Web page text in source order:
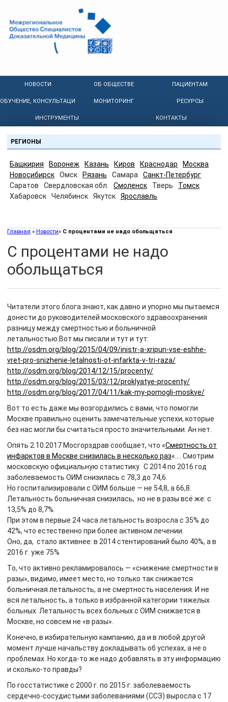
НОВОСТИ ОБ ОБЩЕСТВЕ ПАЦИЕНТАМ
ОБУЧЕНИЕ, КОНСУЛЬТАЦИИ МОНИТОРИНГ РЕСУРСЫ
ИНСТРУМЕНТЫ КОНТАКТЫ
РЕГИОНЫ
Башкирия Воронеж Казань Киров Краснодар
Москва
Новосибирск
Омск Рязань Самара
Санкт-Петербург
Саратов
Свердловская обл. Смоленск Тверь
Томск
Хабаровск
Челябинск Якутск Ярославль
Главная » Новости» C процентами не надо обольщаться
C процентами не надо
обольщаться
Читатели этого блога знают, как давно и упорно мы пытаемся
донести до руководителей московского здравоохранения
разницу между смертностью и больничной
летальностью. Вот мы писали и тут и тут:
http://osdm.org/blog/2015/04/09/inistr-a-xripun-vse-eshhe-
vret-pro-snizhenie-letalnosti-ot-infarkta-v-tri-raza/
http://osdm.org/blog/2014/12/15/procenty/
http://osdm.org/blog/2015/03/12/proklyatye-procenty/
http://osdm.org/blog/2017/04/11/kak-my-pomogli-moskve/
Вот то есть даже мы возгордились с вами, что помогли
Москве правильно оценить замечательные успехи, которые
без нас могли бы считаться просто значительными. Ан нет.
Опять 2.10.2017 Мосгорздрав сообщает, что «Смертность от
инфарктов в Москве снизилась в несколько раз«…. Смотрим
московскую официальную статистику. С 2014 по 2016 год
заболеваемость ОИМ снизилась с 78,3 до 74,6.
Но госпитализировали с ОИМ больше — не 54,8, а 66,8.
Летальность больничная снизилась, но не в разы всё же: с
13,5% до 8,7%.
При этом в первые 24 часа летальность возросла с 35% до
42%, что естественно при более активном лечении.
Оно, да, стало активнее: в 2014 стентирований было 40%, а в
2016 г. уже 75%
То, что активно рекламировалось — «снижение смертности в
разы», видимо, имеет место, но только так снижается
больничная летальность, а не смертность населения. И не
вся летальность, а только в избранной категории тяжелых
больных. Летальность всех больных с ОИМ снижается в
Москве, но совсем не «в разы».
Конечно, в избирательную кампанию, да и в любой другой
момент лучше начальству докладывать об успехах, а не о
проблемах. Но когда-то же надо добавлять в эту информацию
и сколько-то правды?
По госстатистике с 2000 г. по 2015 г. заболеваемость
сердечно-сосудистыми заболеваниями (ССЗ) выросла с 17